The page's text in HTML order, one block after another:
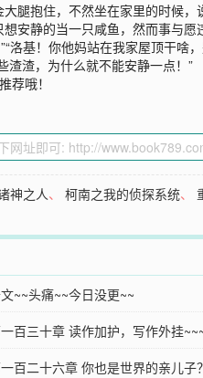
腿抱住，不然坐在家里的时候
安静的当一只咸鱼，然而事与
洛基！你他妈站在我家屋顶干
渣渣，为什么就不能安静一点！”
荐哦！
神之人、柯南之我的侦探系统、
~~头痛~~今日没更~~
百三十章 读作加护，写作外挂
百二十六章 你也是世界的亲儿子？